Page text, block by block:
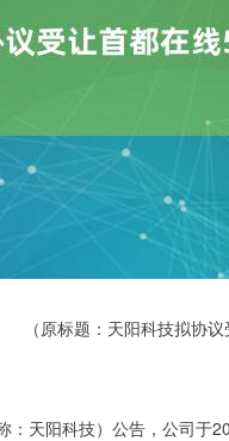
（原标题：天阳科技拟协
天阳科技）公告，公司于
沪深300